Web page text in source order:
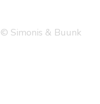
© Simonis & Buunk